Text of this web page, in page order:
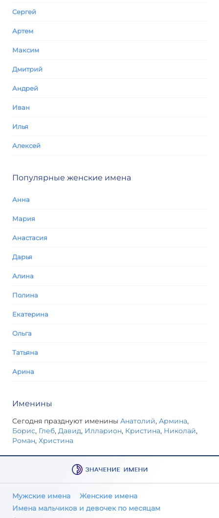
Сергей
Артем
Максим
Дмитрий
Андрей
Иван
Илья
Алексей
Популярные женские имена
Анна
Мария
Анастасия
Дарья
Алина
Полина
Екатерина
Ольга
Татьяна
Арина
Именины
Сегодня празднуют именины Анатолий, Армина,
Борис, Глеб, Давид, Илларион, Кристина, Николай,
Роман, Христина
Мужские имена
Женские имена
Имена мальчиков и девочек по месяцам